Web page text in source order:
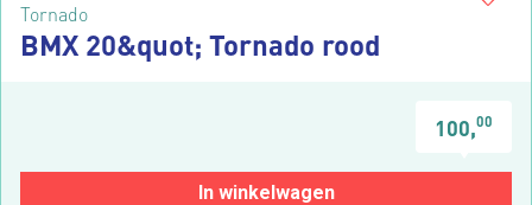
Tornado
BMX 20&quot; Tornado rood
100,00
In winkelwagen